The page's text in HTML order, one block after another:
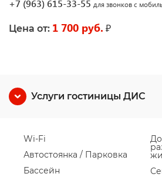
+7 (963) 615-33-55 для звонков с
Цена от: 1 700 руб. ₽
Услуги гостиницы ДИС
Wi-Fi
Автостоянка / Парковка
Бассейн